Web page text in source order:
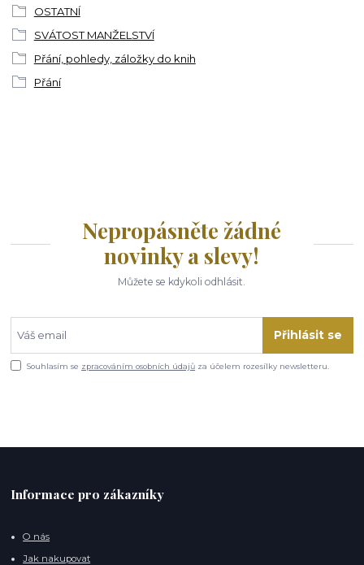
OSTATNÍ
SVÁTOST MANŽELSTVÍ
Přání, pohledy, záložky do knih
Přání
Nepropásněte žádné
novinky a slevy!
Můžete se kdykoli odhlásit.
Přihlásit se
Souhlasím se zpracováním osobních údajů za účelem rozesílky newsletteru.
Informace pro zákazníky
O nás
Jak nakupovat